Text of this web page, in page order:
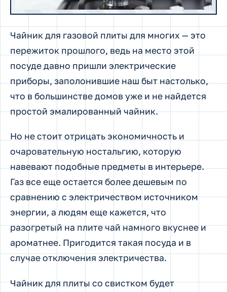
Чайник для газовой плиты для многих — это
пережиток прошлого, ведь на место этой
посуде давно пришли электрические
приборы, заполонившие наш быт настолько,
что в большинстве домов уже и не найдется
простой эмалированный чайник.
Но не стоит отрицать экономичность и
очаровательную ностальгию, которую
навевают подобные предметы в интерьере.
Газ все еще остается более дешевым по
сравнению с электричеством источником
энергии, а людям еще кажется, что
разогретый на плите чай намного вкуснее и
ароматнее. Пригодится такая посуда и в
случае отключения электричества.
Чайник для плиты со свистком будет